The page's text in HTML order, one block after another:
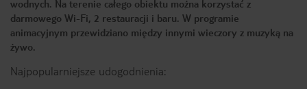
wodnych. Na terenie całego obiektu można korzystać z
darmowego Wi-Fi, 2 restauracji i baru. W programie
animacyjnym przewidziano między innymi wieczory z muzyką na
żywo.
Najpopularniejsze udogodnienia: